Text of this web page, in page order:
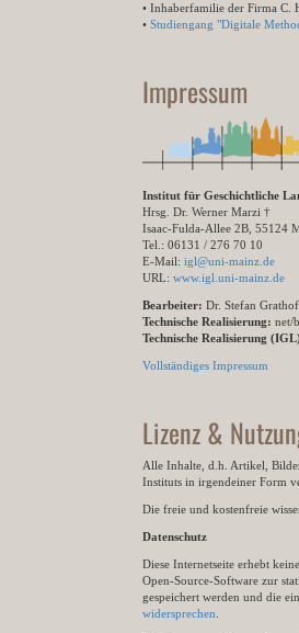
• Inhaberfamilie der Firma
• Studiengang "Digitale
Impressum
Institut für Geschichtliche
Hrsg. Dr. Werner Marzi †
Isaac-Fulda-Allee 2B, 55124
Tel.: 06131 / 276 70 10
E-Mail: igl@uni-mainz.de
URL: www.igl.uni-mainz.de
Bearbeiter: Dr. Stefan
Technische Realisierung: net/
Technische Realisierung
Vollständiges Impressum
Lizenz &
Alle Inhalte, d.h. Artikel,
Instituts in irgendeiner Form
Die freie und kostenfreie
Datenschutz
Diese Internetseite erhebt
Open-Source-Software zur
gespeichert werden und die
widersprechen